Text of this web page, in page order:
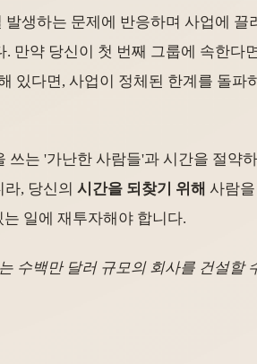
발생하는 문제에 반응하며 사업에
약 당신이 첫 번째 그룹에 속한다
있다면, 사업이 정체된 한계를 돌파
는 '가난한 사람들'과 시간을 절약
, 당신의 시간을 되찾기 위해 사람
일에 재투자해야 합니다.
수백만 달러 규모의 회사를 건설할